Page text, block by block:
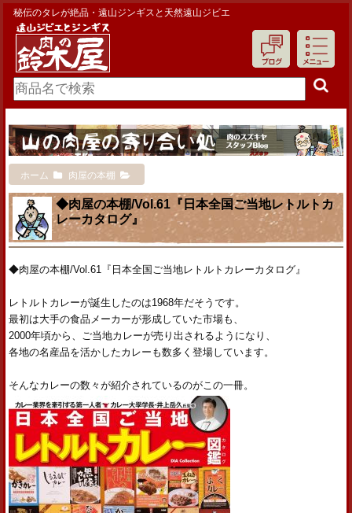
秘伝のタレが絶品・遠山ジンギスと天然遠山ジビエ
ホーム 肉屋の本棚
◆肉屋の本棚/Vol.61『日本全国ご当地レトルトカ
レーカタログ』
◆肉屋の本棚/Vol.61『日本全国ご当地レトルトカレーカタログ』
レトルトカレーが誕生したのは1968年だそうです。
最初は大手の食品メーカーが形成していた市場も、
2000年頃から、ご当地カレーが売り出されるようになり、
各地の名産品を活かしたカレーも数多く登場しています。
そんなカレーの数々が紹介されているのがこの一冊。